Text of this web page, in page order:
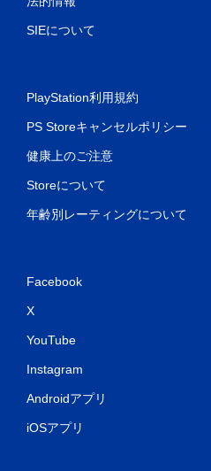
SIEについて
PlayStation利用規約
PS Storeキャンセルポリシー
健康上のご注意
Storeについて
年齢別レーティングについて
Facebook
X
YouTube
Instagram
Androidアプリ
iOSアプリ